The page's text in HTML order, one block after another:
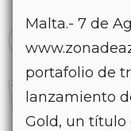
Malta.- 7 de
portafolio de
lanzamiento
Gold, un título